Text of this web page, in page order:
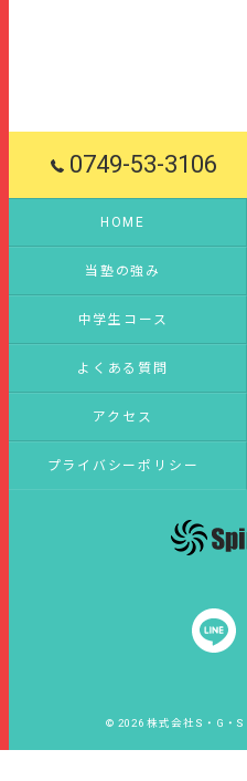
0749-53-3106
HOME
当塾の強み
中学生コース
よくある質問
アクセス
プライバシーポリシー
© 2026 株式会社S・G・S